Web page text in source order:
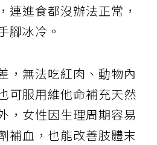
連進食都沒辦法正常，
腳冰冷。
，無法吃紅肉、動物內
可服用維他命補充天然
，女性因生理周期容易
補血，也能改善肢體末